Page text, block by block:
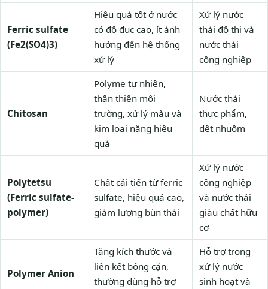
Ferric sulfate
(Fe2(SO4)3)
Hiệu quả tốt ở nước
có độ đục cao, ít ảnh
hưởng đến hệ thống
xử lý
Xử lý nước
thải đô thị và
nước thải
công nghiệp
Chitosan
Polyme tự nhiên,
thân thiện môi
trường, xử lý màu và
kim loại nặng hiệu
quả
Nước thải
thực phẩm,
dệt nhuộm
Polytetsu
(Ferric sulfate-
polymer)
Chất cải tiến từ ferric
sulfate, hiệu quả cao,
giảm lượng bùn thải
Xử lý nước
công nghiệp
và nước thải
giàu chất hữu
cơ
Polymer Anion
Tăng kích thước và
liên kết bông cặn,
thường dùng hỗ trợ
Hỗ trợ trong
xử lý nước
sinh hoạt và